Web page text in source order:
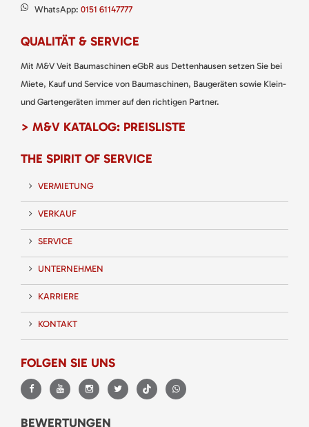
WhatsApp: 0151 61147777
QUALITÄT & SERVICE
Mit M&V Veit Baumaschinen eGbR aus Dettenhausen setzen Sie bei
Miete, Kauf und Service von Baumaschinen, Baugeräten sowie Klein-
und Gartengeräten immer auf den richtigen Partner.
> M&V KATALOG: PREISLISTE
THE SPIRIT OF SERVICE
VERMIETUNG
VERKAUF
SERVICE
UNTERNEHMEN
KARRIERE
KONTAKT
FOLGEN SIE UNS
BEWERTUNGEN